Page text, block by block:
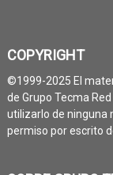
COPYRIGHT
©1999-2025 El
de Grupo Tecma
utilizarlo de ninguna
permiso por escrito